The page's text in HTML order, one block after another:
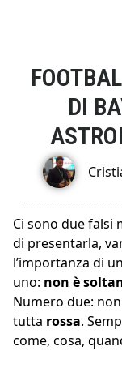
DI
Ci sono due falsi
di presentarla,
l’importanza di
uno: non è
Numero due:
tutta rossa.
come, cosa,